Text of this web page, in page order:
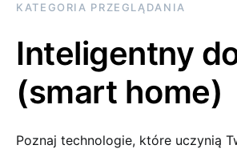
KATEGORIA PRZEGLĄDANIA
Inteligentny
(smart home)
Poznaj technologie, które uczynią